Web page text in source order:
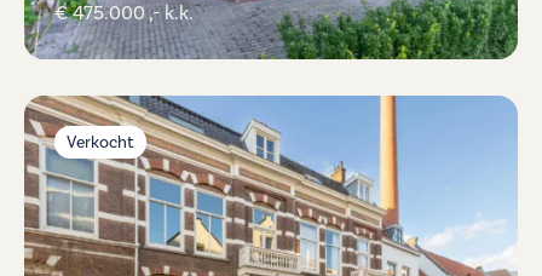
€ 475.000 ,- k.k.
Verkocht